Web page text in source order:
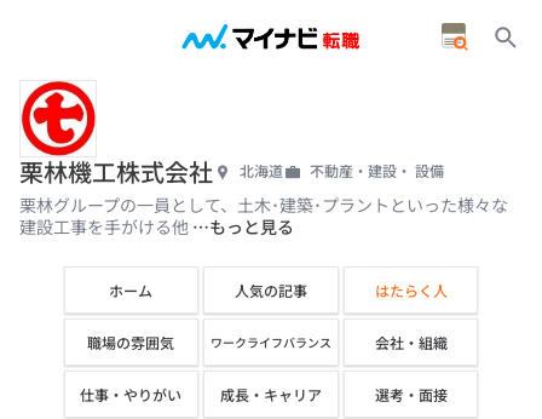
栗林機工株式会社 北海道 不動産・建設・ 設備
栗林グループの一員として、土木･建築･プラントといった様々な
建設工事を手がける他 …もっと見る
ホーム 人気の記事 はたらく人
職場の雰囲気 ワークライフバランス 会社・組織
仕事・やりがい 成長・キャリア 選考・面接